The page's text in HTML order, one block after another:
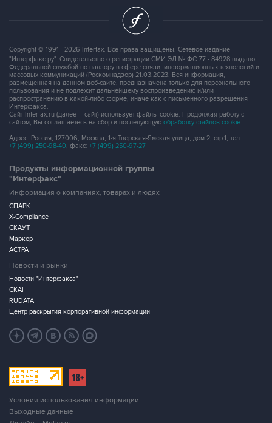
Copyright © 1991—2026 Interfax. Все права защищены. Сетевое издание
"Интерфакс.ру". Свидетельство о регистрации СМИ ЭЛ № ФС 77 - 84928 выдано
Федеральной службой по надзору в сфере связи, информационных технологий и
массовых коммуникаций (Роскомнадзор) 21.03.2023. Вся информация,
размещенная на данном веб-сайте, предназначена только для персонального
пользования и не подлежит дальнейшему воспроизведению и/или
распространению в какой-либо форме, иначе как с письменного разрешения
Интерфакса.
Сайт Interfax.ru (далее – сайт) использует файлы cookie. Продолжая работу с
сайтом, Вы соглашаетесь на сбор и последующую обработку файлов cookie.
Адрес: Россия, 127006, Москва, 1-я Тверская-Ямская улица, дом 2, стр.1, тел.:
+7 (499) 250-98-40, факс: +7 (499) 250-97-27
Продукты информационной группы
"Интерфакс"
Информация о компаниях, товарах и людях
СПАРК
X-Compliance
СКАУТ
Маркер
АСТРА
Новости и рынки
Новости "Интерфакса"
СКАН
RUDATA
Центр раскрытия корпоративной информации
Условия использования информации
Выходные данные